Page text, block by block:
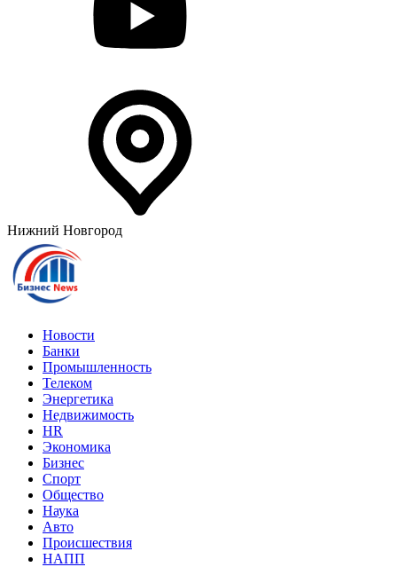
Нижний Новгород
Новости
Банки
Промышленность
Телеком
Энергетика
Недвижимость
HR
Экономика
Бизнес
Спорт
Общество
Наука
Авто
Происшествия
НАПП